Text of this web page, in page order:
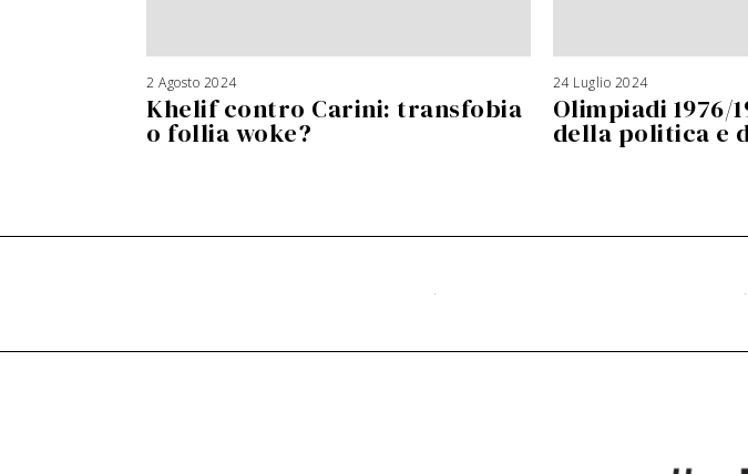
2 Agosto 2024
Khelif contro Carini: transfobia
o follia woke?
24 Luglio 2024
Olimpiadi 1976/
della politica e